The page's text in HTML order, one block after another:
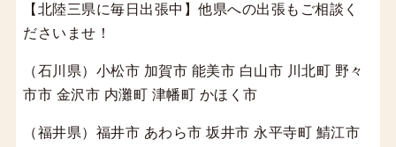
【北陸三県に毎日出張中】他県への出張もご相談く
ださいませ！
（石川県）小松市 加賀市 能美市 白山市 川北町 野々
市市 金沢市 内灘町 津幡町 かほく市
（福井県）福井市 あわら市 坂井市 永平寺町 鯖江市